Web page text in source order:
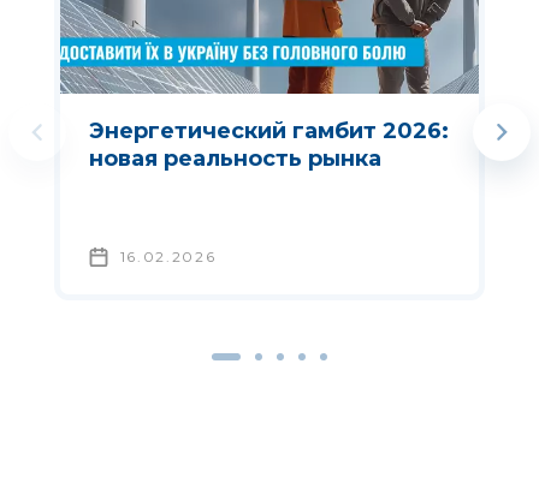
Энергетический гамбит 2026:
новая реальность рынка
16.02.2026